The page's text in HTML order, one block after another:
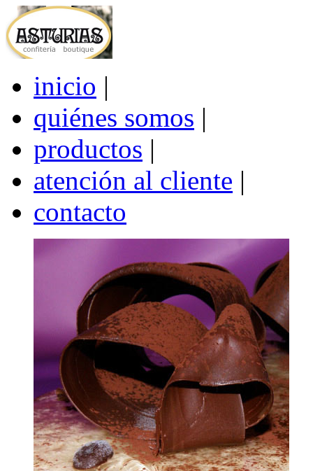
inicio |
quiénes somos |
productos |
atención al cliente |
contacto